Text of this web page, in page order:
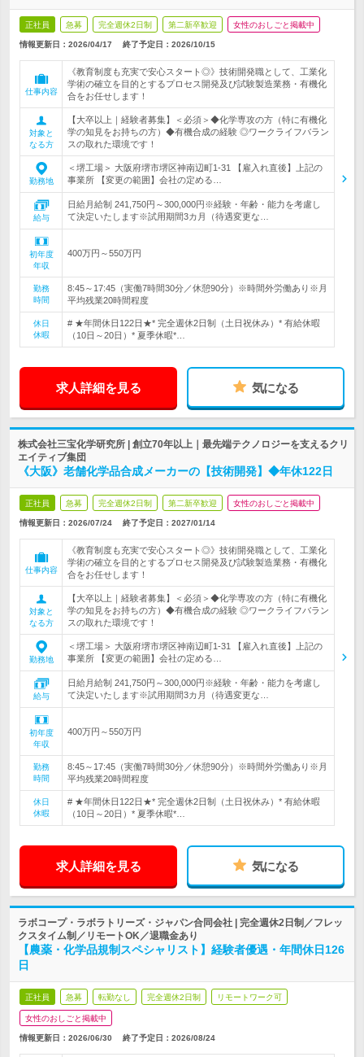
正社員 急募 完全週休2日制 第二新卒歓迎 女性のおしごと掲載中
情報更新日：2026/04/17 終了予定日： 2026/10/15
仕事内容
《教育制度も充実で安心スタート◎》技術開発職として、工業化
学術の確立を目的とするプロセス開発及び試験製造業務・有機化
合をお任せします！
対象と
なる方
【大卒以上｜経験者募集】＜必須＞◆化学専攻の方（特に有機化
学の知見をお持ちの方）◆有機合成の経験 ◎ワークライフバラン
スの取れた環境です！
勤務地
＜堺工場＞ 大阪府堺市堺区神南辺町1-31 【雇入れ直後】上記の
事業所 【変更の範囲】会社の定める…
給与
日給月給制 241,750円～300,000円※経験・年齢・能力を考慮し
て決定いたします※試用期間3カ月（待遇変更な…
初年度
年収
400万円～550万円
勤務
時間
8:45～17:45（実働7時間30分／休憩90分）※時間外労働あり※月
平均残業20時間程度
休日
休暇
# ★年間休日122日★* 完全週休2日制（土日祝休み）* 有給休暇
（10日～20日）* 夏季休暇*…
求人詳細を見る 気になる
株式会社三宝化学研究所 | 創立70年以上｜最先端テクノロジーを支えるクリ
エイティブ集団
《大阪》老舗化学品合成メーカーの【技術開発】◆年休122日
正社員 急募 完全週休2日制 第二新卒歓迎 女性のおしごと掲載中
情報更新日：2026/07/24 終了予定日： 2027/01/14
仕事内容
《教育制度も充実で安心スタート◎》技術開発職として、工業化
学術の確立を目的とするプロセス開発及び試験製造業務・有機化
合をお任せします！
対象と
なる方
【大卒以上｜経験者募集】＜必須＞◆化学専攻の方（特に有機化
学の知見をお持ちの方）◆有機合成の経験 ◎ワークライフバラン
スの取れた環境です！
勤務地
＜堺工場＞ 大阪府堺市堺区神南辺町1-31 【雇入れ直後】上記の
事業所 【変更の範囲】会社の定める…
給与
日給月給制 241,750円～300,000円※経験・年齢・能力を考慮し
て決定いたします※試用期間3カ月（待遇変更な…
初年度
年収
400万円～550万円
勤務
時間
8:45～17:45（実働7時間30分／休憩90分）※時間外労働あり※月
平均残業20時間程度
休日
休暇
# ★年間休日122日★* 完全週休2日制（土日祝休み）* 有給休暇
（10日～20日）* 夏季休暇*…
求人詳細を見る 気になる
ラボコープ・ラボラトリーズ・ジャパン合同会社 | 完全週休2日制／フレッ
クスタイム制／リモートOK／退職金あり
【農薬・化学品規制スペシャリスト】経験者優遇・年間休日126
日
正社員 急募 転勤なし 完全週休2日制 リモートワーク可
女性のおしごと掲載中
情報更新日：2026/06/30 終了予定日： 2026/08/24